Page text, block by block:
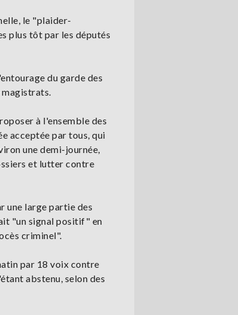
le "plaider-
plus tôt par les députés
du garde des
magistrats.
à l'ensemble des
acceptée par tous, qui
une demi-journée,
et lutter contre
une large partie des
"un signal positif" en
criminel".
par 18 voix contre
abstenu, selon des